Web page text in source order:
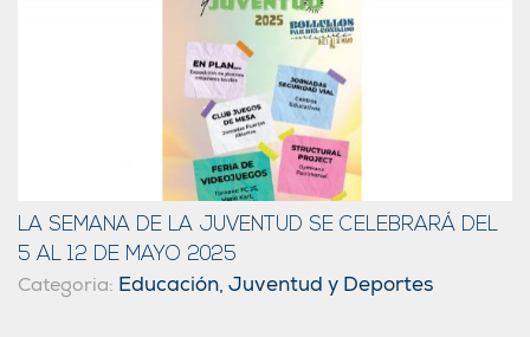
LA SEMANA DE LA JUVENTUD SE CELEBRARÁ DEL
5 AL 12 DE MAYO 2025
Categoria: Educación, Juventud y Deportes